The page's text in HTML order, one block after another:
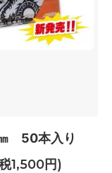
50本入り
1,500円)